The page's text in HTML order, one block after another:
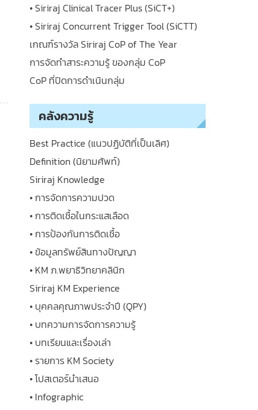
• Siriraj Clinical Tracer Plus (SiCT+)
• Siriraj Concurrent Trigger Tool (SiCTT)
เกณฑ์รางวัล Siriraj CoP of The Year
การจัดทำสาระความรู้ ของกลุ่ม CoP
CoP ที่ปิดการดำเนินกลุ่ม
คลังความรู้
Best Practice (แนวปฏิบัติที่เป็นเลิศ)
Definition (นิยามศัพท์)
Siriraj Knowledge
• การจัดการความปวด
• การติดเชื้อในกระแสเลือด
• การป้องกันการติดเชื้อ
• ข้อมูลทรัพย์สินทางปัญญา
• KM ภ.พยาธิวิทยาคลินิก
Siriraj KM Experience
• บุคคลคุณภาพประจำปี (QPY)
• บทความการจัดการความรู้
• บทเรียนและเรื่องเล่า
• รายการ KM Society
• โปสเตอร์นำเสนอ
• Infographic